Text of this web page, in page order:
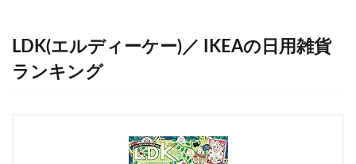
LDK(エルディーケー)／ IKEAの日用雑貨
ランキング